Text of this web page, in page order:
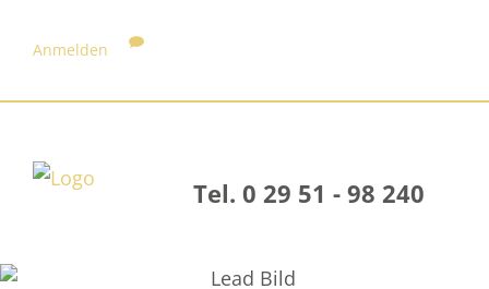
Anmelden
Tel. 0 29 51 - 98 240